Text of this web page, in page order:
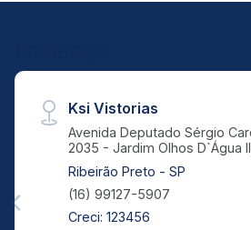
Ksi Vistorias
Avenida Deputado Sérgio
2035 - Jardim Olhos D`Água
Ribeirão Preto - SP
(16) 99127-5907
Creci: 123456